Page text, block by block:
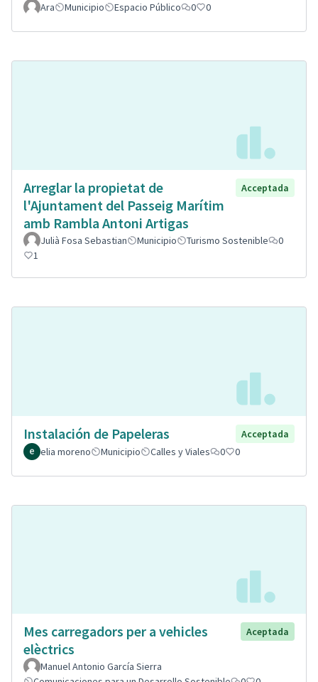
Ara Municipio Espacio Público 0 0
Arreglar la propietat de
l'Ajuntament del Passeig Marítim
amb Rambla Antoni Artigas
Acceptada
Julià Fosa Sebastian Municipio Turismo Sostenible
0
1
Instalación de Papeleras
Acceptada
elia moreno
Municipio Calles y Viales 0 0
Mes carregadors per a vehicles
elèctrics
Aceptada
Manuel Antonio García Sierra